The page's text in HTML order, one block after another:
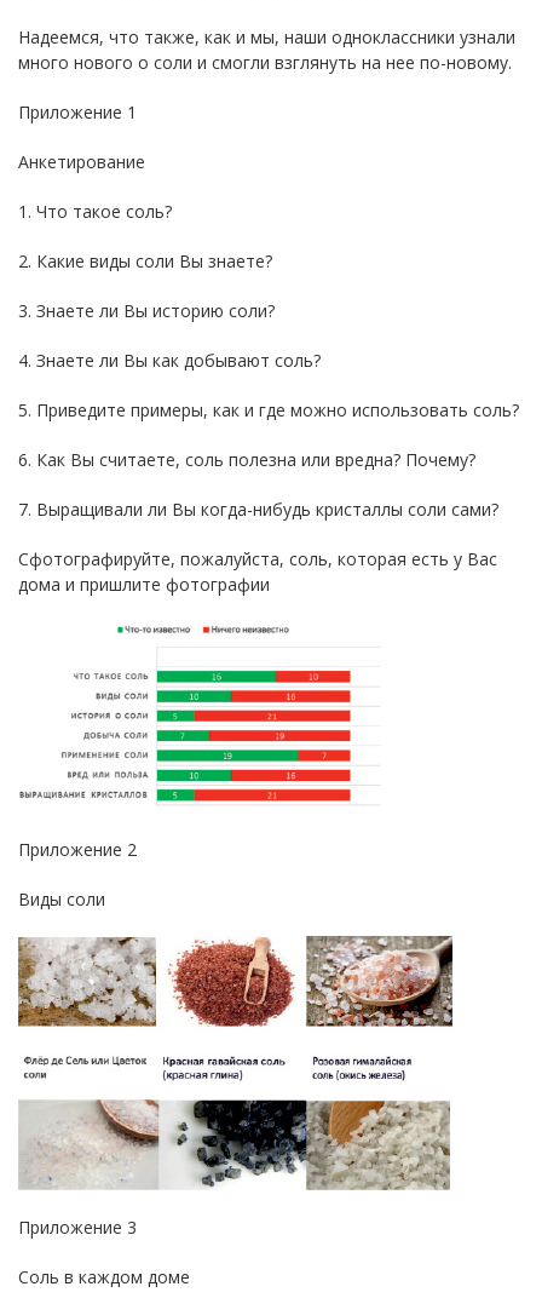
Надеемся, что также, как и мы, наши одноклассники узнали
много нового о соли и смогли взглянуть на нее по-новому.
Приложение 1
Анкетирование
1. Что такое соль?
2. Какие виды соли Вы знаете?
3. Знаете ли Вы историю соли?
4. Знаете ли Вы как добывают соль?
5. Приведите примеры, как и где можно использовать соль?
6. Как Вы считаете, соль полезна или вредна? Почему?
7. Выращивали ли Вы когда-нибудь кристаллы соли сами?
Сфотографируйте, пожалуйста, соль, которая есть у Вас
дома и пришлите фотографии
Приложение 2
Виды соли
Приложение 3
Соль в каждом доме